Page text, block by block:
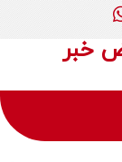
خبر